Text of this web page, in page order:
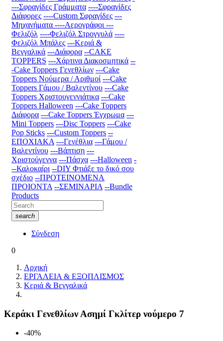
---Σφραγίδες Γράμματα ----Σφραγίδες
Διάφορες ----Custom Σφραγίδες ---
Μηχανήματα ----Αερογράφοι ---
Φελιζόλ ----Φελιζόλ Στρογγυλά ----
Φελιζόλ Μπάλες ---Κεριά &
Βεγγαλικά ---Διάφορα --CAKE
TOPPERS ---Χάρτινα Διακοσμητικά --
-Cake Toppers Γενεθλίων ---Cake
Toppers Νούμερα / Αριθμοί ---Cake
Toppers Γάμου / Βαλεντίνου ---Cake
Toppers Χριστουγεννιάτικα ---Cake
Toppers Halloween ---Cake Toppers
Διάφορα ---Cake Toppers Έγχρωμα ---
Mini Toppers ---Disc Toppers ---Cake
Pop Sticks ---Custom Toppers --
ΕΠΟΧΙΑΚΑ ---Γενέθλια ---Γάμου /
Βαλεντίνου ---Βάπτιση ---
Χριστούγεννα ---Πάσχα ---Halloween -
--Καλοκαίρι --DIY Φτιάξε το δικό σου
σχέδιο --ΠΡΟΤΕΙΝΟΜΕΝΑ
ΠΡΟΙΟΝΤΑ --ΣΕΜΙΝΑΡΙΑ --Bundle
Products
search
Σύνδεση
0
Αρχική
ΕΡΓΑΛΕΙΑ & ΕΞΟΠΛΙΣΜΟΣ
Κεριά & Βεγγαλικά
Κεράκι Γενεθλίων Ασημί Γκλίτερ νούμερο 7
-40%